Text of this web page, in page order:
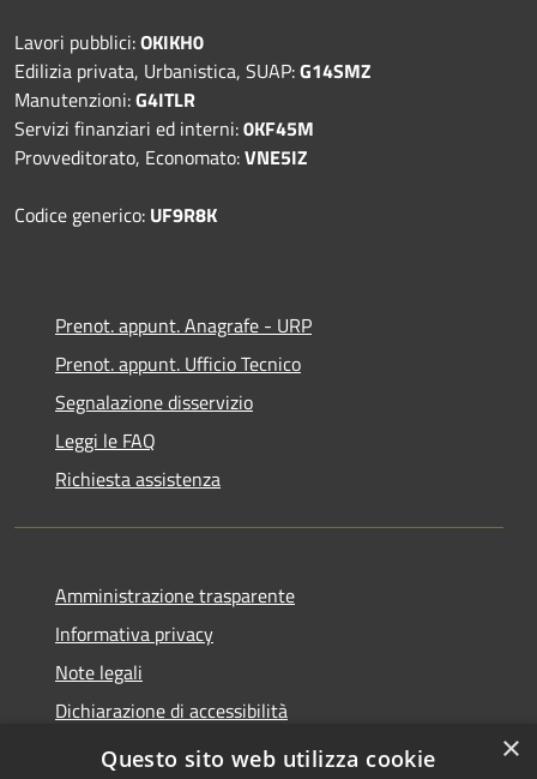
Lavori pubblici:OKIKH0
Edilizia privata, Urbanistica, SUAP:G14SMZ
Manutenzioni:G4ITLR
Servizi finanziari ed interni:0KF45M
Provveditorato, Economato:VNE5IZ
Codice generico: UF9R8K
Prenot. appunt. Anagrafe - URP
Prenot. appunt. Ufficio Tecnico
Segnalazione disservizio
Leggi le FAQ
Richiesta assistenza
Amministrazione trasparente
Informativa privacy
Note legali
Dichiarazione di accessibilità
Whistleblowing
×
Questo sito web utilizza cookie